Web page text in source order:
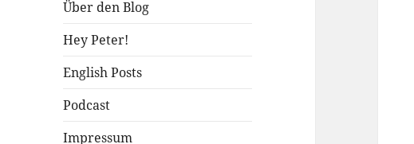
Über den Blog
Hey Peter!
English Posts
Podcast
Impressum